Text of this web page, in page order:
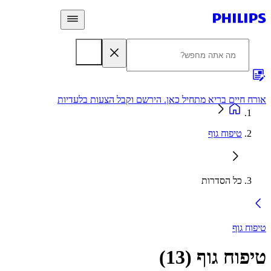
חיים בריא מתחיל כאן. הירשם וקבל הצעות בלעדיות
טיפוח גוף
כל הסדרות
גוף
גוף(
13
)